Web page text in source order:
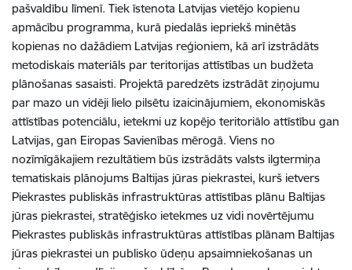
pašvaldību līmenī. Tiek īstenota Latvijas vietējo kopienu
apmācību programma, kurā piedalās iepriekš minētās
kopienas no dažādiem Latvijas reģioniem, kā arī izstrādāts
metodiskais materiāls par teritorijas attīstības un budžeta
plānošanas sasaisti. Projektā paredzēts izstrādāt ziņojumu
par mazo un vidēji lielo pilsētu izaicinājumiem, ekonomiskās
attīstības potenciālu, ietekmi uz kopējo teritoriālo attīstību gan
Latvijas, gan Eiropas Savienības mērogā. Viens no
nozīmīgākajiem rezultātiem būs izstrādāts valsts ilgtermiņa
tematiskais plānojums Baltijas jūras piekrastei, kurš ietvers
Piekrastes publiskās infrastruktūras attīstības plānu Baltijas
jūras piekrastei, stratēģisko ietekmes uz vidi novērtējumu
Piekrastes publiskās infrastruktūras attīstības plānam Baltijas
jūras piekrastei un publisko ūdeņu apsaimniekošanas un